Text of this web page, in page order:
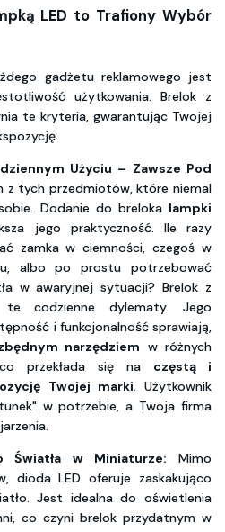
LED to Trafiony Wybór
gadżetu reklamowego jest
użytkowania. Brelok z
te kryteria, gwarantując Twojej
Użyciu – Zawsze Pod
z tych przedmiotów, które niemal
Dodanie do breloka lampki
jego praktyczność. Ile razy
zamka w ciemności, czegoś w
albo po prostu potrzebować
w awaryjnej sytuacji? Brelok z
te codzienne dylematy. Jego
i funkcjonalność sprawiają,
narzędziem w różnych
przekłada się na częstą i
Twojej marki . Użytkownik
w potrzebie, a Twoja firma
Światła w Miniaturze: Mimo
dioda LED oferuje zaskakująco
Jest idealna do oświetlenia
co czyni brelok przydatnym w